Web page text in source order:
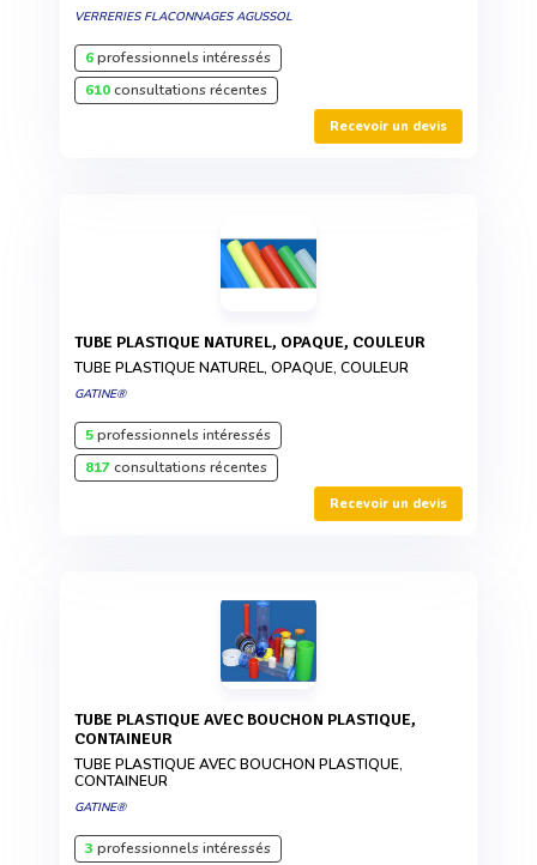
VERRERIES FLACONNAGES AGUSSOL
6professionnels intéressés
610consultations récentes
Recevoir un devis
TUBE PLASTIQUE NATUREL, OPAQUE, COULEUR
TUBE PLASTIQUE NATUREL, OPAQUE, COULEUR
GATINE®
5professionnels intéressés
817consultations récentes
Recevoir un devis
TUBE PLASTIQUE AVEC BOUCHON PLASTIQUE,
CONTAINEUR
TUBE PLASTIQUE AVEC BOUCHON PLASTIQUE,
CONTAINEUR
GATINE®
3 professionnels intéressés